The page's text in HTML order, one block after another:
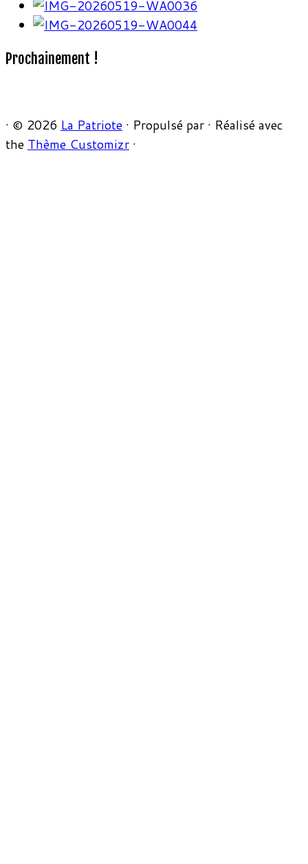
Prochainement !
· © 2026 La Patriote · Propulsé par · Réalisé avec
the Thème Customizr ·